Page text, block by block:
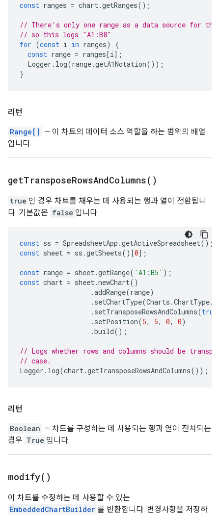
const ranges = chart.getRanges();
// There's only one range as a data source for
// so this logs "A1:B8"
for (const i in ranges)
{
const range = ranges[i];
Logger . log(range.getA1Notation());
}
리턴
Range[] — 이 차트의 데이터 소스 역할을 하는 범위의 배열
입니다.
getTransposeRowsAndColumns( )
true 인 경우 차트를 채우는 데 사용되는 행과 열이 전환됩니
다. 기본값은 false 입니다.
const ss = SpreadsheetApp .getActiveSpreadsheet();
const sheet = ss .getSheets()[0];
const range = sheet.getRange( 'A1:B5' );
const chart = sheet.newChart()
.addRange(range)
. setChartType(Charts .ChartType.
. setTransposeRowsAndColumns(true
. setPosition(5, 5, 0, 0)
.build();
// Logs whether rows and columns should be
// case.
Logger . log(chart.getTransposeRowsAndColumns());
리턴
Boolean — 차트를 구성하는 데 사용되는 행과 열이 전치되는
경우 True 입니다.
modify( )
이 차트를 수정하는 데 사용할 수 있는
EmbeddedChartBuilder 를 반환합니다. 변경사항을 저장하